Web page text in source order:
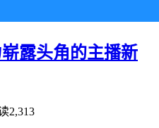
露头角的主播新
2,313